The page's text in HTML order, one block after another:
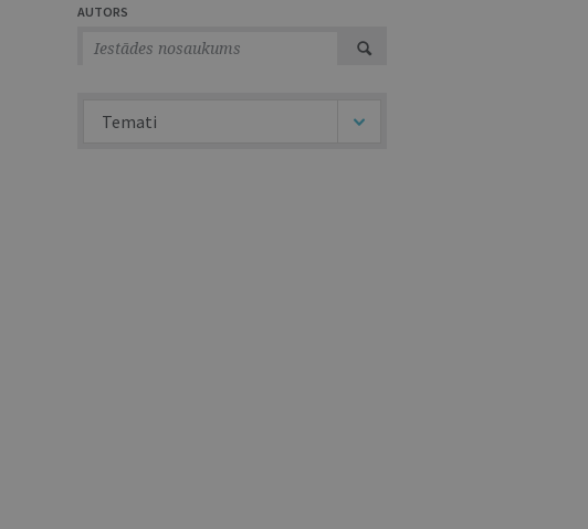
AUTORS
Temati